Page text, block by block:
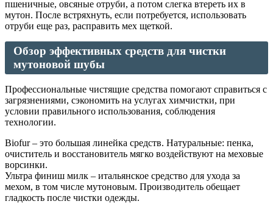
пшеничные, овсяные отруби, а потом слегка втереть их в
мутон. После встряхнуть, если потребуется, использовать
отруби еще раз, расправить мех щеткой.
Обзор эффективных средств для чистки
мутоновой шубы
Профессиональные чистящие средства помогают справиться с
загрязнениями, сэкономить на услугах химчистки, при
условии правильного использования, соблюдения
технологии.
Biofur – это большая линейка средств. Натуральные: пенка,
очиститель и восстановитель мягко воздействуют на меховые
ворсинки.
Ультра финиш милк – итальянское средство для ухода за
мехом, в том числе мутоновым. Производитель обещает
гладкость после чистки одежды.